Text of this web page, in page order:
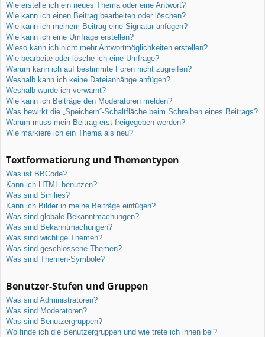
Wie erstelle ich ein neues Thema oder eine Antwort?
Wie kann ich einen Beitrag bearbeiten oder löschen?
Wie kann ich meinem Beitrag eine Signatur anfügen?
Wie kann ich eine Umfrage erstellen?
Wieso kann ich nicht mehr Antwortmöglichkeiten erstellen?
Wie bearbeite oder lösche ich eine Umfrage?
Warum kann ich auf bestimmte Foren nicht zugreifen?
Weshalb kann ich keine Dateianhänge anfügen?
Weshalb wurde ich verwarnt?
Wie kann ich Beiträge den Moderatoren melden?
Was bewirkt die „Speichern“-Schaltfläche beim Schreiben eines Beitrags?
Warum muss mein Beitrag erst freigegeben werden?
Wie markiere ich ein Thema als neu?
Textformatierung und Thementypen
Was ist BBCode?
Kann ich HTML benutzen?
Was sind Smilies?
Kann ich Bilder in meine Beiträge einfügen?
Was sind globale Bekanntmachungen?
Was sind Bekanntmachungen?
Was sind wichtige Themen?
Was sind geschlossene Themen?
Was sind Themen-Symbole?
Benutzer-Stufen und Gruppen
Was sind Administratoren?
Was sind Moderatoren?
Was sind Benutzergruppen?
Wo finde ich die Benutzergruppen und wie trete ich ihnen bei?